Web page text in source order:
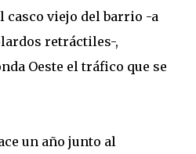
casco viejo del barrio -a
retráctiles-,
Oeste el tráfico que se
un año junto al